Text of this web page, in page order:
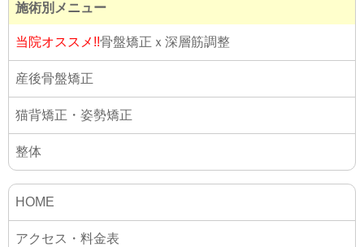
施術別メニュー
産後骨盤矯正
猫背矯正・姿勢矯正
整体
HOME
アクセス・料金表